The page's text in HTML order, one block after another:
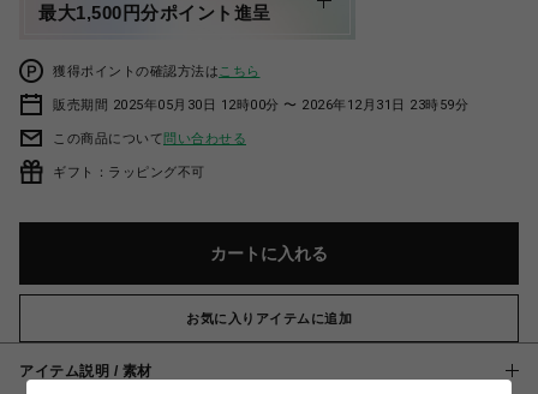
最大1,500円分ポイント進呈
獲得ポイントの確認方法は こちら
販売期間 2025年05月30日 12時00分 〜 2026年12月31日 23時59分
この商品について問い合わせる
ギフト：ラッピング不可
カートに入れる
お気に入りアイテムに追加
アイテム説明 / 素材